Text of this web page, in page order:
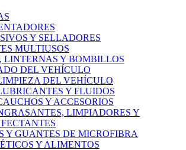
Y SELLADORES
MULTIUSOS
LINTERNAS Y BOMBILLOS
DEL VEHÍCULO
DEL VEHÍCULO
Y FLUIDOS
Y ACCESORIOS
LIMPIADORES Y
Y GUANTES DE MICROFIBRA
Y ALIMENTOS